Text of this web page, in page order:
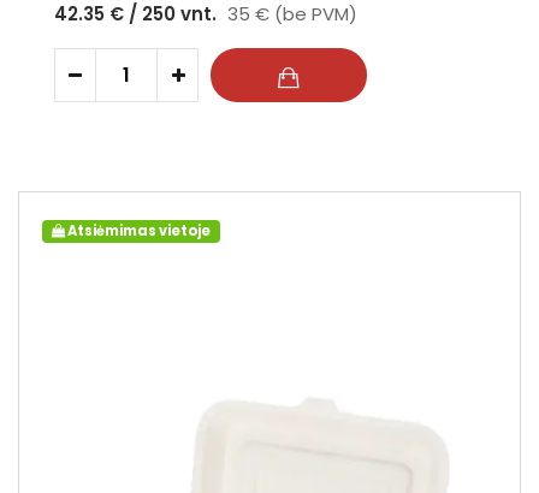
42.35 € / 250 vnt. 35 € (be PVM)
- +
Atsiėmimas vietoje